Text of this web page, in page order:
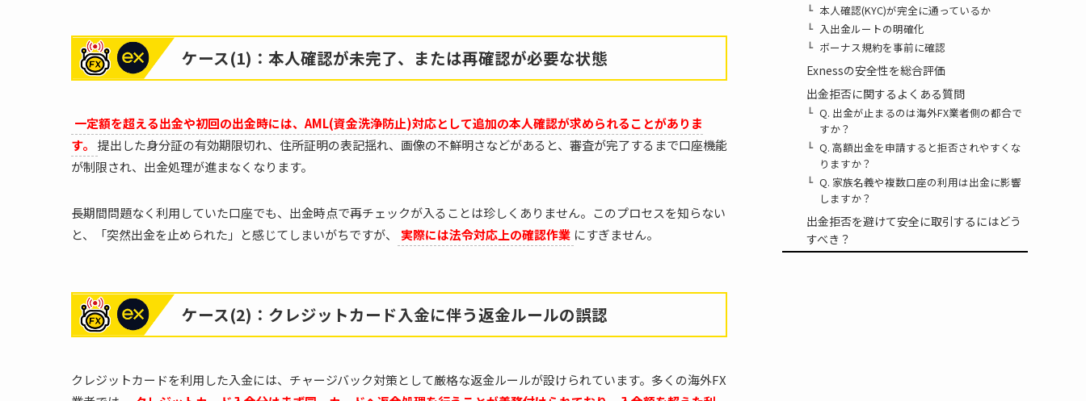
ケース(1)：本人確認が未完了、または再確認が必要な状態
一定額を超える出金や初回の出金時には、AML(資金洗浄防止)対応として追加の本人確認が求められることがありま
す。
提出した身分証の有効期限切れ、住所証明の表記揺れ、画像の不鮮明さなどがあると、審査が完了するまで口座機能
が制限され、出金処理が進まなくなります。
長期間問題なく利用していた口座でも、出金時点で再チェックが入ることは珍しくありません。このプロセスを知らない
と、「突然出金を止められた」と感じてしまいがちですが、
実際には法令対応上の確認作業 にすぎません。
ケース(2)：クレジットカード入金に伴う返金ルールの誤認
クレジットカードを利用した入金には、チャージバック対策として厳格な返金ルールが設けられています。多くの海外FX
本人確認(KYC)が完全に通っているか
入出金ルートの明確化
ボーナス規約を事前に確認
Exnessの安全性を総合評価
出金拒否に関するよくある質問
Q. 出金が止まるのは海外FX業者側の都合で
すか？
Q. 高額出金を申請すると拒否されやすくな
りますか？
Q. 家族名義や複数口座の利用は出金に影響
しますか？
出金拒否を避けて安全に取引するにはどう
すべき？